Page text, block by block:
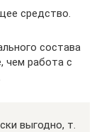
средство.
состава
чем работа с
выгодно, т.